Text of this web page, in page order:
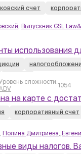
счет
, Выпускник GSL
использования
сложности:1054
на карте с
корпоративный счет
, Полина Дмитриева,,
виды налогов.